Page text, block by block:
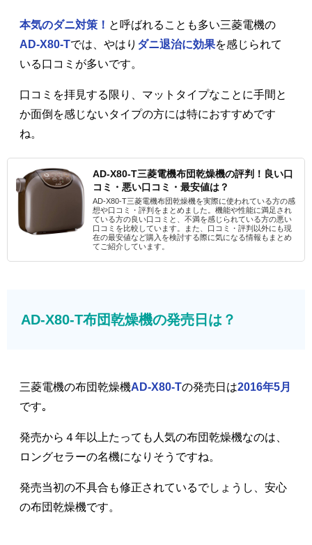
本気のダニ対策！ と呼ばれることも多い三菱電機の
AD-X80-Tでは、やはり ダニ退治に効果を感じられて
いる口コミが多いです。
口コミを拝見する限り、マットタイプなことに手間と
か面倒を感じないタイプの方には特におすすめです
ね。
AD-X80-T三菱電機布団乾燥機の評判！良い口
コミ・悪い口コミ・最安値は？
AD-X80-T三菱電機布団乾燥機を実際に使われている方の感
想や口コミ・評判をまとめました。機能や性能に満足され
ている方の良い口コミと、不満を感じられている方の悪い
口コミを比較しています。また、口コミ・評判以外にも現
在の最安値など購入を検討する際に気になる情報もまとめ
てご紹介しています。
AD-X80-T布団乾燥機の発売日は？
三菱電機の布団乾燥機AD-X80-Tの発売日は2016年5月
です｡
発売から４年以上たっても人気の布団乾燥機なのは、
ロングセラーの名機になりそうですね。
発売当初の不具合も修正されているでしょうし、安心
の布団乾燥機です。